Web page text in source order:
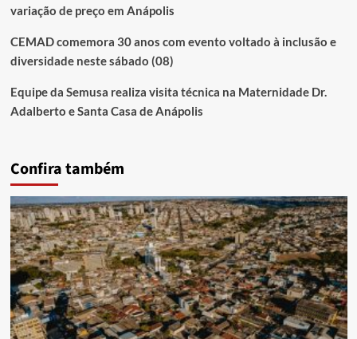
variação de preço em Anápolis
CEMAD comemora 30 anos com evento voltado à inclusão e
diversidade neste sábado (08)
Equipe da Semusa realiza visita técnica na Maternidade Dr.
Adalberto e Santa Casa de Anápolis
Confira também